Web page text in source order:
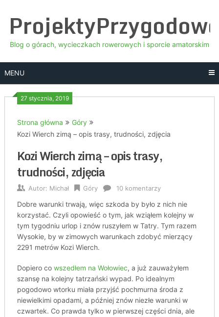
content
Blog o górach, wycieczkach rowerowych i sporcie amatorskim
MENU
27 stycznia, 2019
Strona główna
Góry
Kozi Wierch zimą – opis trasy, trudności, zdjęcia
Kozi Wierch zimą – opis trasy,
trudności, zdjęcia
Autor: Michał Góry 10 komentarzy
Dobre warunki trwają, więc szkoda by było z nich nie
korzystać. Czyli opowieść o tym, jak wziąłem kolejny w
tym tygodniu urlop i znów ruszyłem w Tatry. Tym razem
Wysokie, by w zimowych warunkach zdobyć mierzący
2291 metrów Kozi Wierch.
Dopiero co wszedłem na Wołowiec, a już zauważyłem
szansę na kolejny tatrzański wypad. Po idealnym
pogodowo wtorku miała przyjść pochmurna środa z
niewielkimi opadami, a później znów niezłe warunki w
czwartek. Co prawda tylko w pierwszej części dnia, ale